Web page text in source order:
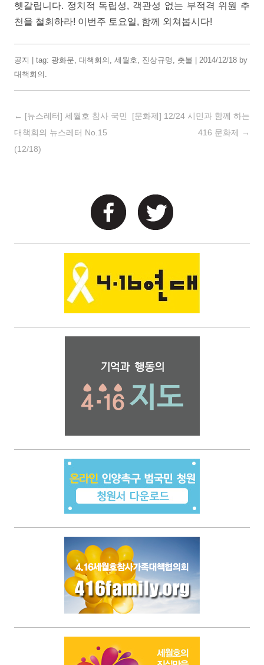
헷갈립니다. 정치적 독립성, 객관성 없는 부적격 위원 추
천을 철회하라! 이번주 토요일, 함께 외쳐봅시다!
공지 | tag: 광화문, 대책회의 , 세월호, 진상규명 , 촛불 2014/12/18 by
대책회의 .
Post navigation
← [뉴스레터] 세월호 참사 국민
대책회의 뉴스레터 No.15
(12/18)
[문화제] 12/24 시민과 함께 하는
416 문화제 →